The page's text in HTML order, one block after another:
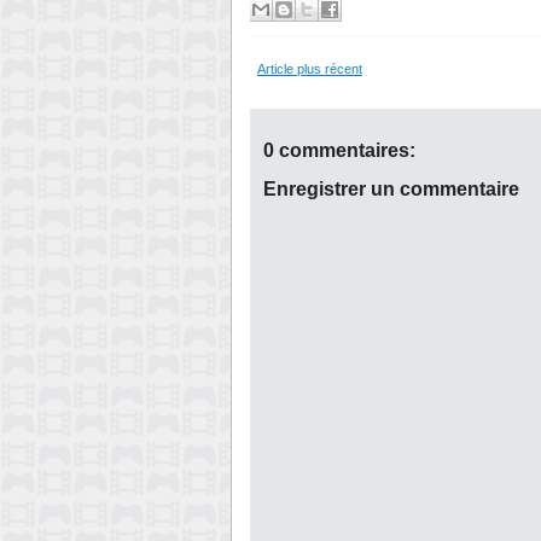
Article plus récent
0 commentaires:
Enregistrer un commentaire